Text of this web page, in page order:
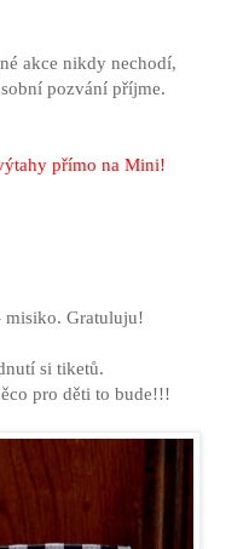
akce nikdy nechodí,
pozvání příjme.
přímo na Mini!
misiko. Gratuluju!
si tiketů.
pro děti to bude!!!